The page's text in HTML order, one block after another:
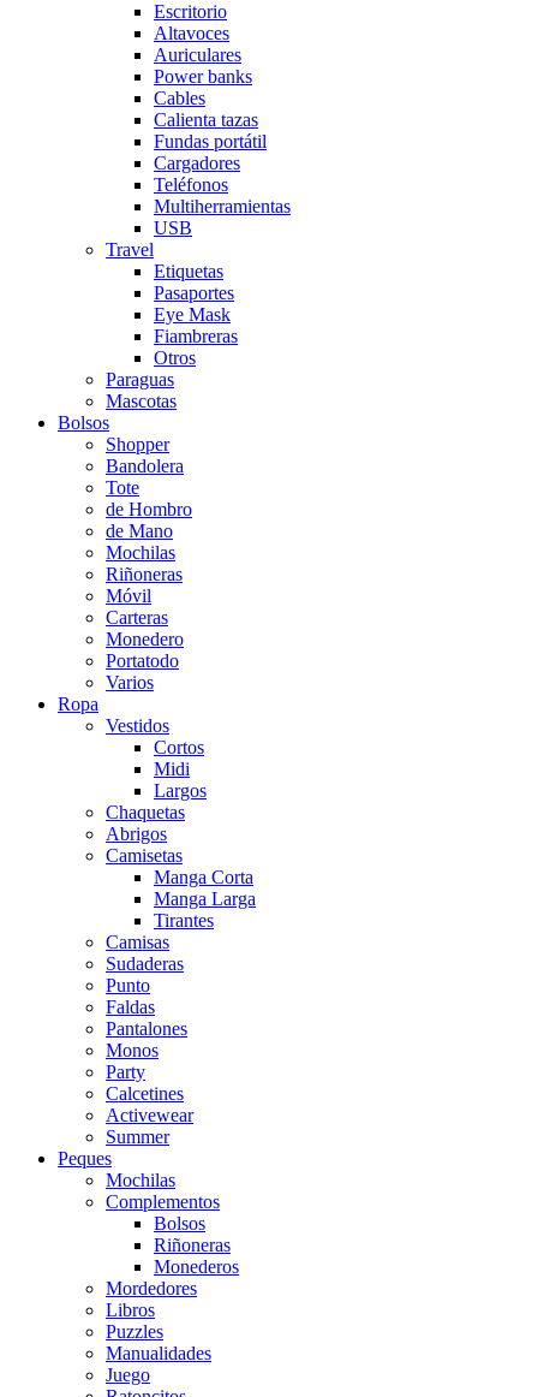
Escritorio
Altavoces
Auriculares
Power banks
Cables
Calienta tazas
Fundas portátil
Cargadores
Teléfonos
Multiherramientas
USB
Travel
Etiquetas
Pasaportes
Eye Mask
Fiambreras
Otros
Paraguas
Mascotas
Bolsos
Shopper
Bandolera
Tote
de Hombro
de Mano
Mochilas
Riñoneras
Móvil
Carteras
Monedero
Portatodo
Varios
Ropa
Vestidos
Cortos
Midi
Largos
Chaquetas
Abrigos
Camisetas
Manga Corta
Manga Larga
Tirantes
Camisas
Sudaderas
Punto
Faldas
Pantalones
Monos
Party
Calcetines
Activewear
Summer
Peques
Mochilas
Complementos
Bolsos
Riñoneras
Monederos
Mordedores
Libros
Puzzles
Manualidades
Juego